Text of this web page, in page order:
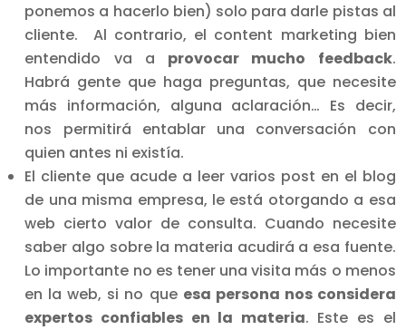
ponemos a hacerlo bien) solo para darle pistas al
cliente. Al contrario, el content marketing bien
entendido va a provocar mucho feedback.
Habrá gente que haga preguntas, que necesite
más información, alguna aclaración… Es decir,
nos permitirá entablar una conversación con
quien antes ni existía.
El cliente que acude a leer varios post en el blog
de una misma empresa, le está otorgando a esa
web cierto valor de consulta. Cuando necesite
saber algo sobre la materia acudirá a esa fuente.
Lo importante no es tener una visita más o menos
en la web, si no que esa persona nos considera
expertos confiables en la materia. Este es el